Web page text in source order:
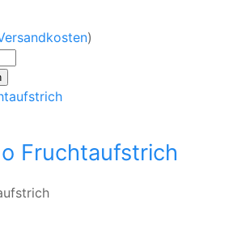
)
Fruchtaufstrich